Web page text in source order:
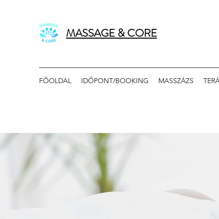
MASSAGE & CORE
FŐOLDAL IDŐPONT/BOOKING MASSZÁZS